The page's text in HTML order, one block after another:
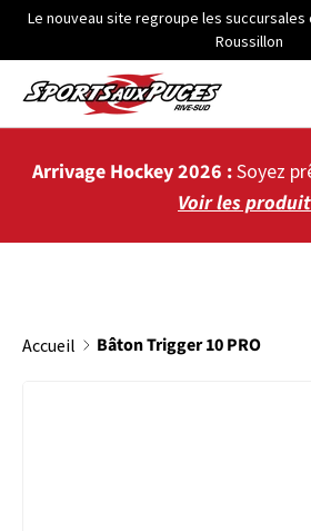
ALLER AU CONTENU
Le nouveau site regroupe les succursales
Roussillon
Arrivage Hockey 2026 :Soyez
Voir les
Accueil Bâton Trigger 10 PRO
PASSER AUX